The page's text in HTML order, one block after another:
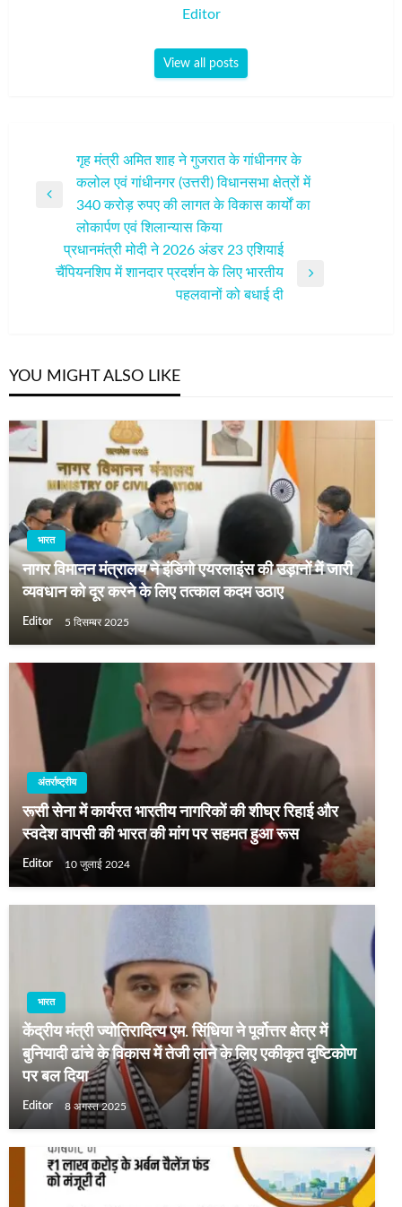
Editor
View all posts
नेविगेशन
Previous
गृह मंत्री अमित शाह ने गुजरात के गांधीनगर के
कलोल एवं गांधीनगर (उत्तरी) विधानसभा क्षेत्रों में
340 करोड़ रुपए की लागत के विकास कार्यों का
लोकार्पण एवं शिलान्यास किया
प्रधानमंत्री मोदी ने 2026 अंडर 23 एशियाई
चैंपियनशिप में शानदार प्रदर्शन के लिए भारतीय
पहलवानों को बधाई दी
YOU MIGHT ALSO LIKE
भारत
नागर विमानन मंत्रालय ने इंडिगो एयरलाइंस की उड़ानों में जारी
व्यवधान को दूर करने के लिए तत्काल कदम उठाए
Editor 5 दिसम्बर 2025
अंतर्राष्ट्रीय
रूसी सेना में कार्यरत भारतीय नागरिकों की शीघ्र रिहाई और
स्वदेश वापसी की भारत की मांग पर सहमत हुआ रूस
Editor 10 जुलाई 2024
भारत
केंद्रीय मंत्री ज्योतिरादित्य एम. सिंधिया ने पूर्वोत्तर क्षेत्र में
बुनियादी ढांचे के विकास में तेजी लाने के लिए एकीकृत दृष्टिकोण
पर बल दिया
Editor 8 अगस्त 2025